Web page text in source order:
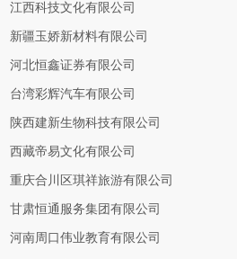
江西科技文化有限公司
新疆玉娇新材料有限公司
河北恒鑫证券有限公司
台湾彩辉汽车有限公司
陕西建新生物科技有限公司
西藏帝易文化有限公司
重庆合川区琪祥旅游有限公司
甘肃恒通服务集团有限公司
河南周口伟业教育有限公司